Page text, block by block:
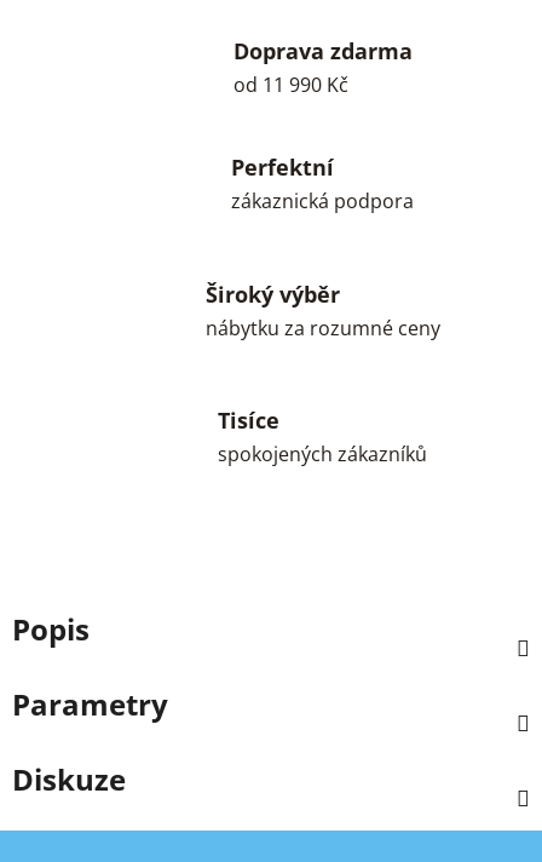
Doprava zdarma
od 11 990 Kč
Perfektní
zákaznická podpora
Široký výběr
nábytku za rozumné ceny
Tisíce
spokojených zákazníků
Popis
Parametry
Diskuze